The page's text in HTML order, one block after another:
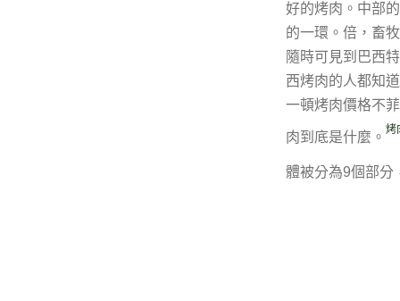
好的烤肉。中部
的一環。倍，畜
隨時可見到巴西
西烤肉的人都知
一頓烤肉價格不
肉到底是什麼。
烤
體被分為9個部分